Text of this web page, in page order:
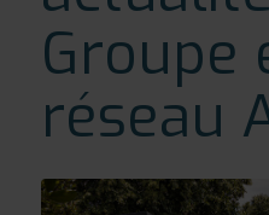
Groupe
réseau